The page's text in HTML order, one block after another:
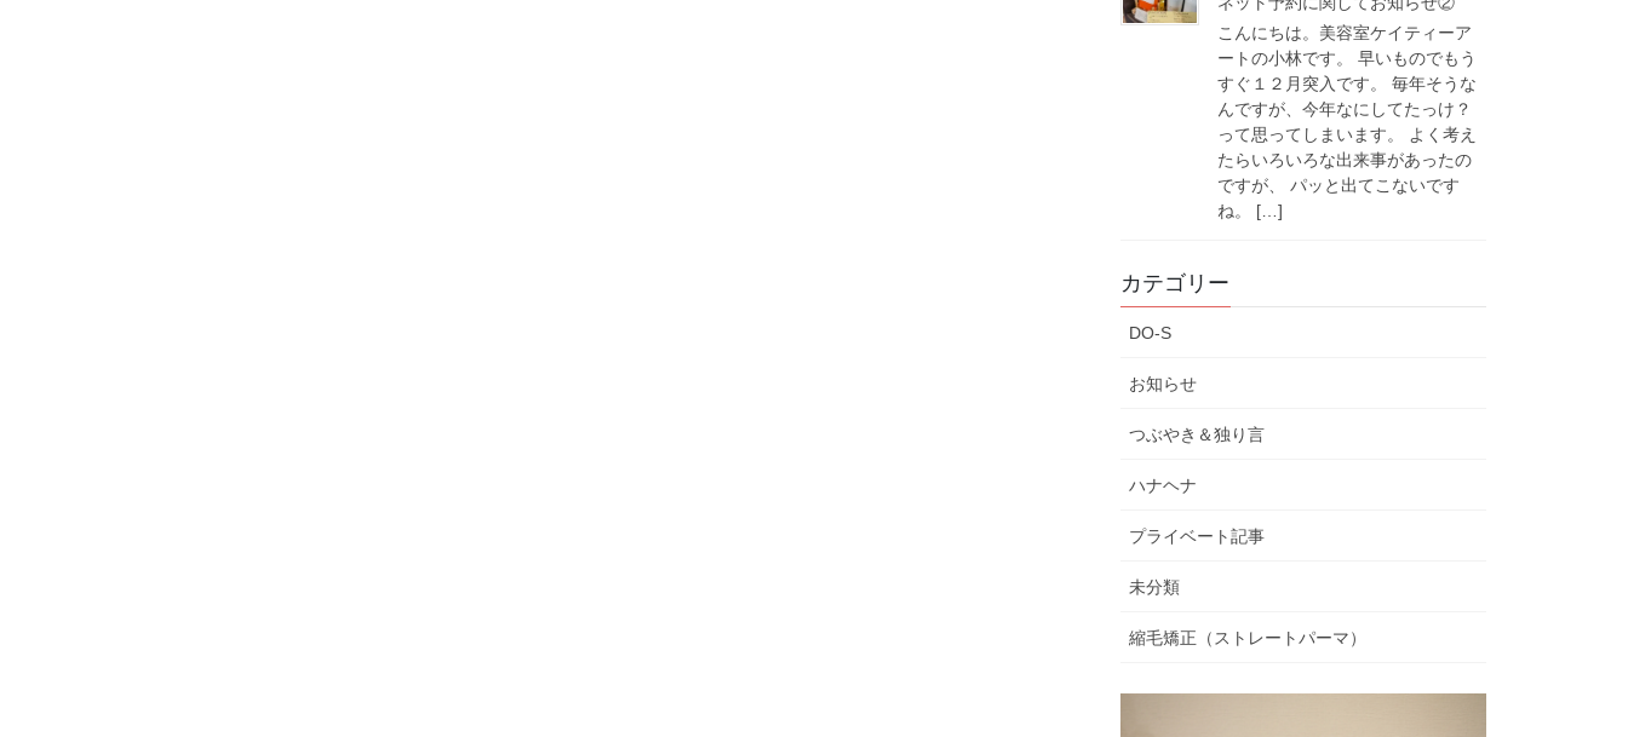
こんにちは。美容室ケイティーア
ートの小林です。 早いものでもう
すぐ１２月突入です。 毎年そうな
んですが、今年なにしてたっけ？
って思ってしまいます。 よく考え
たらいろいろな出来事があったの
ですが、 パッと出てこないです
ね。 […]
カテゴリー
DO-S
お知らせ
つぶやき＆独り言
ハナヘナ
プライベート記事
未分類
縮毛矯正（ストレートパーマ）